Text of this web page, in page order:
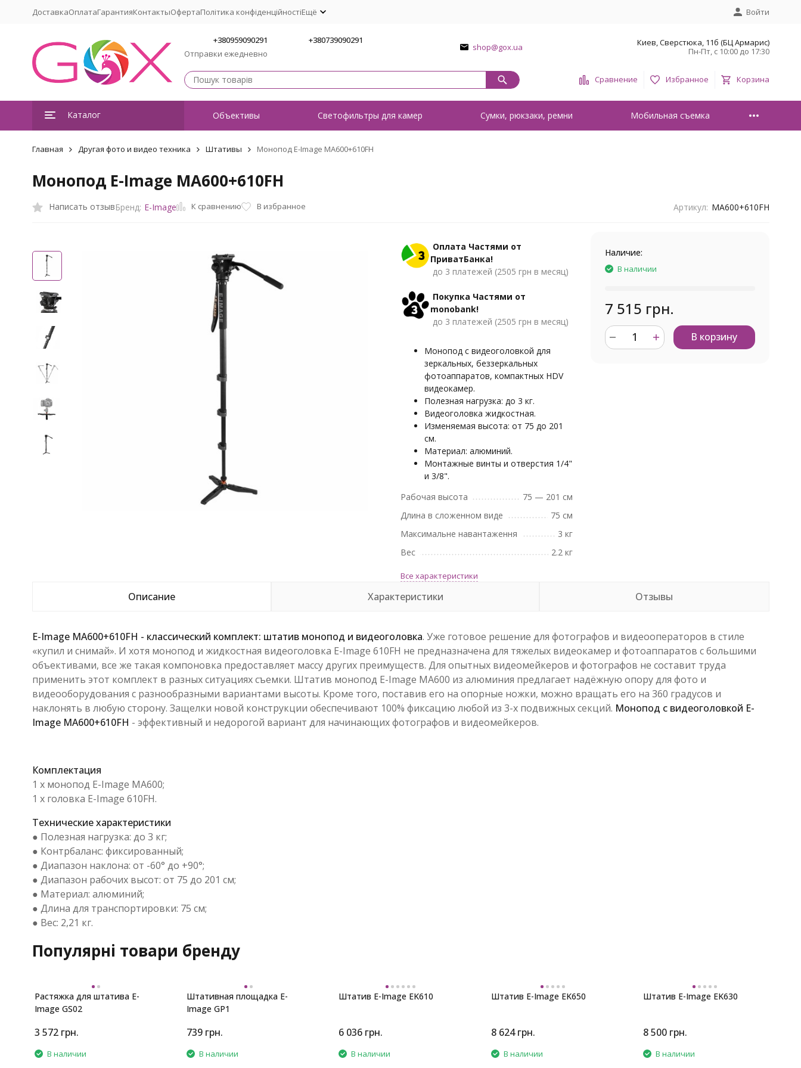
ДоставкаОплатаГарантияКонтактыОфертаПолітика конфіденційностіЕщё Войти
+380959090291
Отправки ежедневно
+380739090291
shop@gox.ua
Киев, Сверстюка, 11б (БЦ Армарис)
Пн-Пт, с 10:00 до 17:30
Сравнение Избранное Корзина
Каталог Объективы Светофильтры для камер Сумки, рюкзаки, ремни Мобильная съемка
Главная Другая фото и видео техника Штативы Монопод E-Image MA600+610FH
Монопод E-Image MA600+610FH
Написать отзывБренд: E-Image К сравнению В избранное Артикул: MA600+610FH
Оплата Частями от
ПриватБанка!
до 3 платежей (2505 грн в месяц)
Покупка Частями от
monobank!
до 3 платежей (2505 грн в месяц)
Монопод с видеоголовкой для
зеркальных, беззеркальных
фотоаппаратов, компактных HDV
видеокамер.
Полезная нагрузка: до 3 кг.
Видеоголовка жидкостная.
Изменяемая высота: от 75 до 201
см.
Материал: алюминий.
Монтажные винты и отверстия 1/4"
и 3/8".
Рабочая высота
75 — 201 см
Длина в сложенном виде
75 см
Максимальне навантаження
3 кг
Вес
2.2 кг
Все характеристики
Наличие:
В наличии
7 515 грн.
В корзину
Описание Характеристики Отзывы
E-Image MA600+610FH - классический комплект: штатив монопод и видеоголовка. Уже готовое решение для фотографов и видеооператоров в стиле
«купил и снимай». И хотя монопод и жидкостная видеоголовка E-Image 610FH не предназначена для тяжелых видеокамер и фотоаппаратов с большими
объективами, все же такая компоновка предоставляет массу других преимуществ. Для опытных видеомейкеров и фотографов не составит труда
применить этот комплект в разных ситуациях съемки. Штатив монопод E-Image MA600 из алюминия предлагает надёжную опору для фото и
видеооборудования с разнообразными вариантами высоты. Кроме того, поставив его на опорные ножки, можно вращать его на 360 градусов и
наклонять в любую сторону. Защелки новой конструкции обеспечивают 100% фиксацию любой из 3-х подвижных секций. Монопод с видеоголовкой E-
Image MA600+610FH - эффективный и недорогой вариант для начинающих фотографов и видеомейкеров.
Комплектация
1 x монопод E-Image MA600;
1 x головка E-Image 610FH.
Технические характеристики
● Полезная нагрузка: до 3 кг;
● Контрбаланс: фиксированный;
● Диапазон наклона: от -60° до +90°;
● Диапазон рабочих высот: от 75 до 201 см;
● Материал: алюминий;
● Длина для транспортировки: 75 см;
● Вес: 2,21 кг.
Популярні товари бренду
Растяжка для штатива E-
Image GS02
3 572 грн.
В наличии
Штативная площадка E-
Image GP1
739 грн.
В наличии
Штатив E-Image EK610
6 036 грн.
В наличии
Штатив E-Image EK650
8 624 грн.
В наличии
Штатив E-Image EK630
8 500 грн.
В наличии